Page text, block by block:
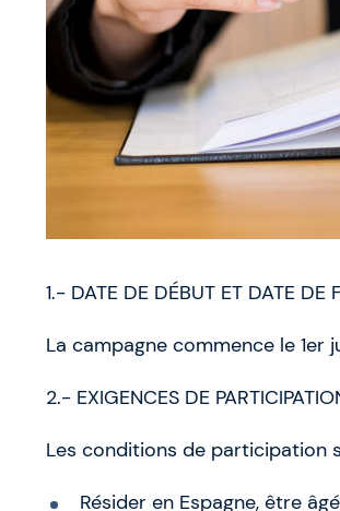
1.- DATE DE DÉBUT ET DATE DE
La campagne commence le 1er
2.- EXIGENCES DE
Les conditions de participation
Résider en Espagne, être